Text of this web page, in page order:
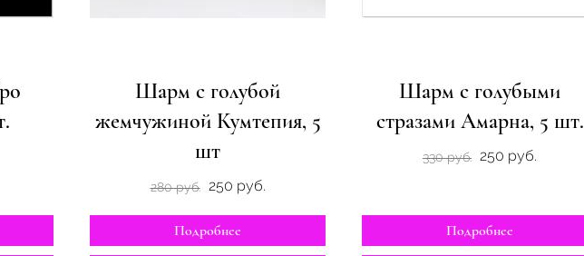
Шарм с голубой
жемчужиной Кумтепия, 5
шт
280 руб. 250 руб.
Подробнее
Шарм с голубыми
стразами Амарна, 5 шт.
330 руб. 250 руб.
Подробнее